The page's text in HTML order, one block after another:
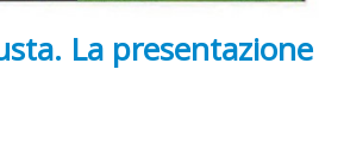
La presentazione